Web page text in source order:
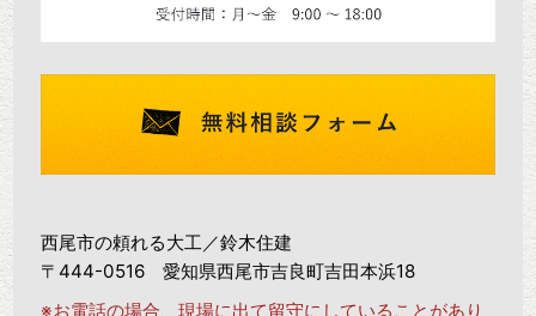
西尾市の頼れる大工／鈴木住建
〒444-0516 愛知県西尾市吉良町吉田本浜18
※お電話の場合、現場に出て留守にしていることがあり